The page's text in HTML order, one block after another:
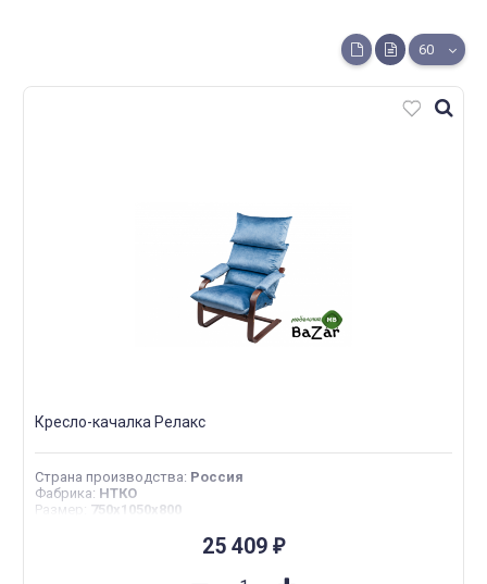
60
Кресло-качалка Релакс
Страна производства: Россия
Фабрика: НТКО
Размер : 750x1050x800
25 409 ₽